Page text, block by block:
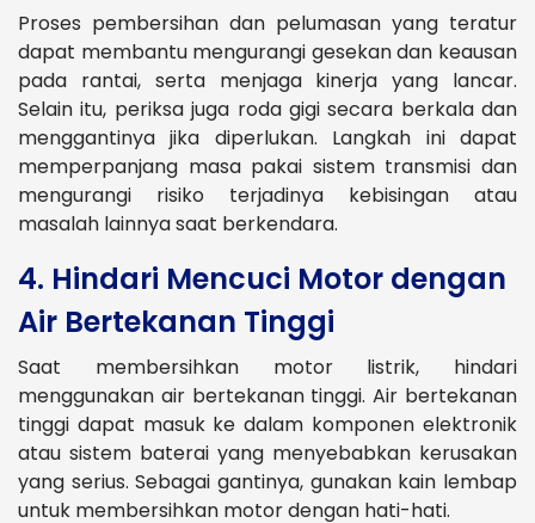
Proses pembersihan dan pelumasan yang teratur
dapat membantu mengurangi gesekan dan keausan
pada rantai, serta menjaga kinerja yang lancar.
Selain itu, periksa juga roda gigi secara berkala dan
menggantinya jika diperlukan. Langkah ini dapat
memperpanjang masa pakai sistem transmisi dan
mengurangi risiko terjadinya kebisingan atau
masalah lainnya saat berkendara.
4. Hindari Mencuci Motor dengan
Air Bertekanan Tinggi
Saat membersihkan motor listrik, hindari
menggunakan air bertekanan tinggi. Air bertekanan
tinggi dapat masuk ke dalam komponen elektronik
atau sistem baterai yang menyebabkan kerusakan
yang serius. Sebagai gantinya, gunakan kain lembap
untuk membersihkan motor dengan hati-hati.